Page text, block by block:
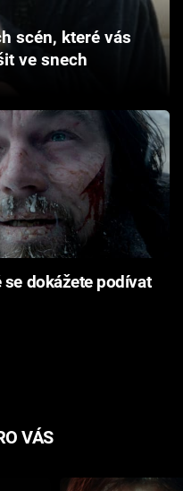
scén, které vás
ve snech
dokážete podívat
VÁS